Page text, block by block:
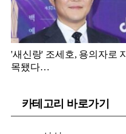
'새신랑' 조세호, 용의자로 지
목됐다…
카테고리 바로가기